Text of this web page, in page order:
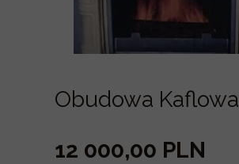
12 000,00 PLN
Obudowa Kaflowa